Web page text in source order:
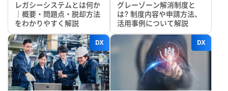
レガシーシステムとは何か
｜概要・問題点・脱却方法
をわかりやすく解説
グレーゾーン解消制度と
は? 制度内容や申請方法、
活用事例について解説
DX DX